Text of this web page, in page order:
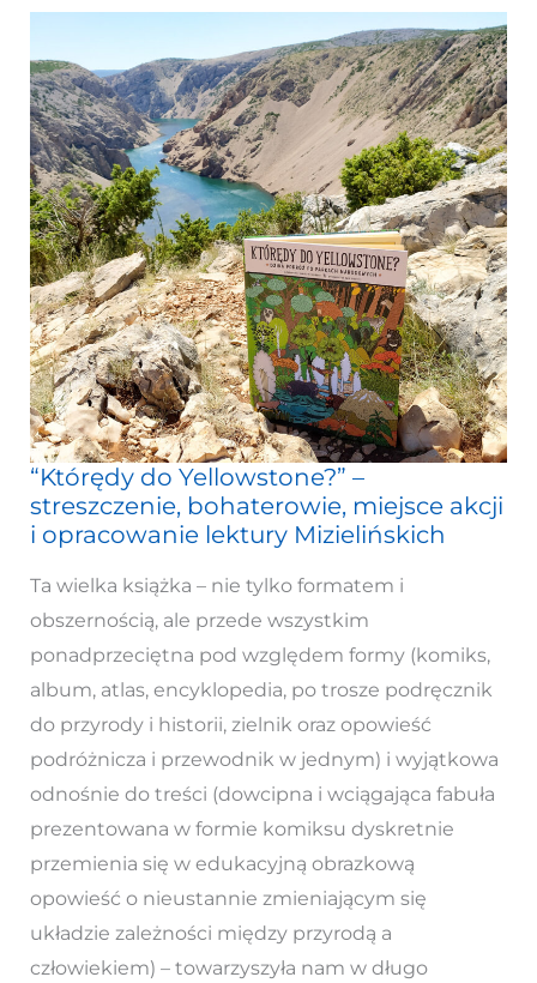
“Którędy do Yellowstone?” –
streszczenie, bohaterowie, miejsce akcji
i opracowanie lektury Mizielińskich
Ta wielka książka – nie tylko formatem i
obszernością, ale przede wszystkim
ponadprzeciętna pod względem formy (komiks,
album, atlas, encyklopedia, po trosze podręcznik
do przyrody i historii, zielnik oraz opowieść
podróżnicza i przewodnik w jednym) i wyjątkowa
odnośnie do treści (dowcipna i wciągająca fabuła
prezentowana w formie komiksu dyskretnie
przemienia się w edukacyjną obrazkową
opowieść o nieustannie zmieniającym się
układzie zależności między przyrodą a
człowiekiem) – towarzyszyła nam w długo
“Którędy
do
Yellowstone?”
–
streszczenie,
bohaterowie,
miejsce
akcji
i
opracowanie
lektury
Mizielińskich